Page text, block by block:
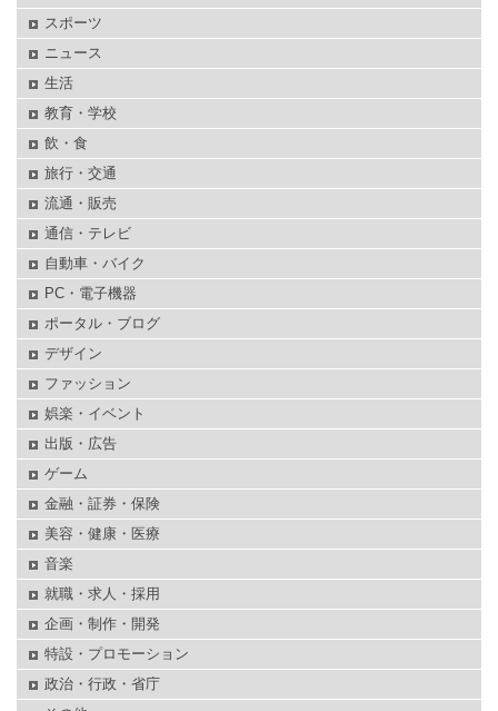
スポーツ
ニュース
生活
教育・学校
飲・食
旅行・交通
流通・販売
通信・テレビ
自動車・バイク
PC・電子機器
ポータル・ブログ
デザイン
ファッション
娯楽・イベント
出版・広告
ゲーム
金融・証券・保険
美容・健康・医療
音楽
就職・求人・採用
企画・制作・開発
特設・プロモーション
政治・行政・省庁